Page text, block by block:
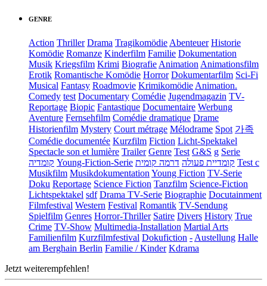
GENRE
Action Thriller Drama Tragikomödie Abenteuer Historie
Komödie Romanze Kinderfilm Familie Dokumentation
Musik Kriegsfilm Krimi Biografie Animation Animationsfilm
Erotik Romantische Komödie Horror Dokumentarfilm Sci-Fi
Musical Fantasy Roadmovie Krimikomödie Animation.
Comedy test Documentary Comédie Jugendmagazin TV-
Reportage Biopic Fantastique Documentaire Werbung
Aventure Fernsehfilm Comédie dramatique Drame
Historienfilm Mystery Court métrage Mélodrame Spot 가족
Comédie documentée Kurzfilm Fiction Licht-Spektakel
Spectacle son et lumière Trailer Genre Test G&S g Serie
קומדיה Young-Fiction-Serie קומדיית פעולה דרמה קומית
Test c
Musikfilm Musikdokumentation Young Fiction TV-Serie
Doku Reportage Science Fiction Tanzfilm Science-Fiction
Lichtspektakel sdf Drama TV-Serie Biographie Docutainment
Filmfestival Western Festival Romantik TV-Sendung
Spielfilm Genres Horror-Thriller Satire Divers History True
Crime TV-Show Multimedia-Installation Martial Arts
Familienfilm Kurzfilmfestival Dokufiction - Austellung Halle
am Berghain Berlin Familie / Kinder Kdrama
Jetzt weiterempfehlen!